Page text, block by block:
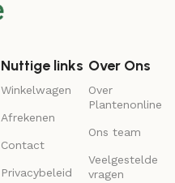
Nuttige links
Winkelwagen
Afrekenen
Contact
Privacybeleid
Over Ons
Over
Plantenonline
Ons team
Veelgestelde
vragen